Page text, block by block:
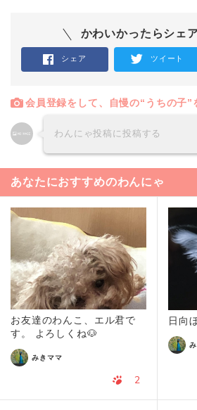
かわいかったらシェ
シェア ツイート
会員登録をして、自慢の“うちの子”
わんにゃ投稿に投稿する
あなたにおすすめのわんにゃ
お友達のわんこ、エル君で
す。 よろしくね🐶
みきママ
2
日向